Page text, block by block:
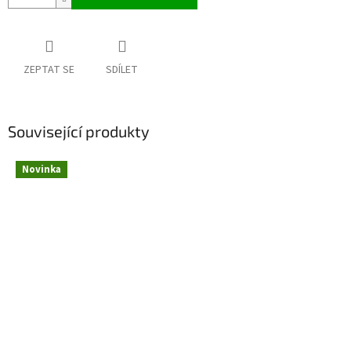
ZEPTAT SE SDÍLET
Související produkty
Novinka